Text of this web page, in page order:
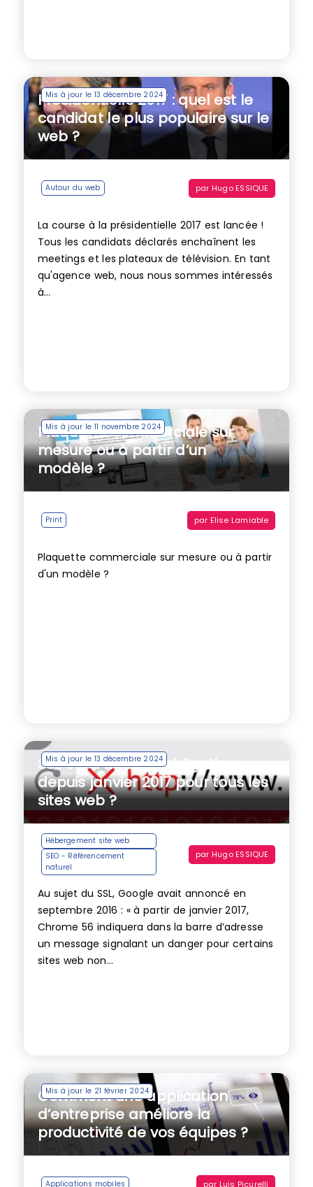
Mis à jour le 13 décembre 2024
Présidentielle 2017 : quel est le
candidat le plus populaire sur le
web ?
Autour du web par Hugo ESSIQUE
La course à la présidentielle 2017 est lancée !
Tous les candidats déclarés enchaînent les
meetings et les plateaux de télévision. En tant
qu'agence web, nous nous sommes intéressés
à...
Mis à jour le 11 novembre 2024
Plaquette commerciale sur
mesure ou à partir d’un
modèle ?
Print par Elise Lamiable
Plaquette commerciale sur mesure ou à partir
d'un modèle ?
Mis à jour le 13 décembre 2024
SSL et HTTPS, une obligation
depuis janvier 2017 pour tous les
sites web ?
Hébergement site web
SEO - Référencement
naturel
par Hugo ESSIQUE
Au sujet du SSL, Google avait annoncé en
septembre 2016 : « à partir de janvier 2017,
Chrome 56 indiquera dans la barre d’adresse
un message signalant un danger pour certains
sites web non...
Mis à jour le 21 février 2024
Comment une application
d’entreprise améliore la
productivité de vos équipes ?
Applications mobiles par Luis Picurelli